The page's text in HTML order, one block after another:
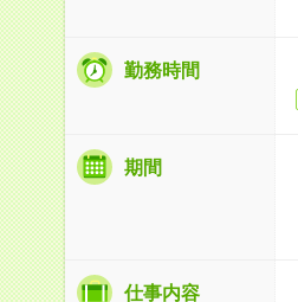
勤務時間
期間
仕事内容